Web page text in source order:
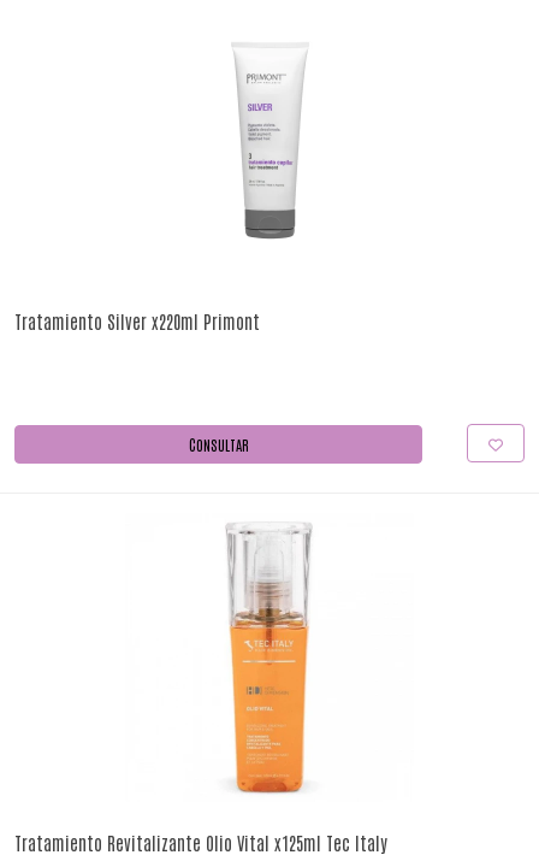
Tratamiento Silver x220ml Primont
CONSULTAR
Tratamiento Revitalizante Olio Vital x125ml Tec Italy